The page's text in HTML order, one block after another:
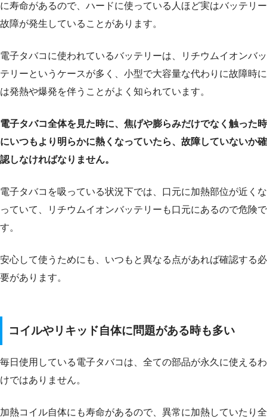
に寿命があるので、ハードに使っている人ほど実はバッテリー
故障が発生していることがあります。
電子タバコに使われているバッテリーは、リチウムイオンバッ
テリーというケースが多く、小型で大容量な代わりに故障時に
は発熱や爆発を伴うことがよく知られています。
電子タバコ全体を見た時に、焦げや膨らみだけでなく触った時
にいつもより明らかに熱くなっていたら、故障していないか確
認しなければなりません。
電子タバコを吸っている状況下では、口元に加熱部位が近くな
っていて、リチウムイオンバッテリーも口元にあるので危険で
す。
安心して使うためにも、いつもと異なる点があれば確認する必
要があります。
コイルやリキッド自体に問題がある時も多い
毎日使用している電子タバコは、全ての部品が永久に使えるわ
けではありません。
加熱コイル自体にも寿命があるので、異常に加熱していたり全